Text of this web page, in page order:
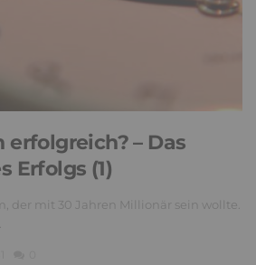
– Das
Erfolgs (1)
der mit 30 Jahren Millionär sein wollte.